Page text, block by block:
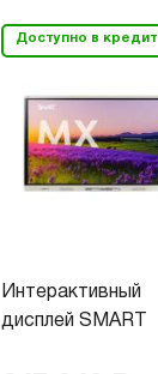
Доступно в кредит
Интерактивный
дисплей SMART